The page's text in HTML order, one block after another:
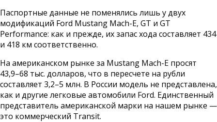
Паспортные данные не поменялись лишь у двух
модификаций Ford Mustang Mach-E, GT и GT
Performance: как и прежде, их запас хода составляет 434
и 418 км соответственно.
На американском рынке за Mustang Mach-E просят
43,9–68 тыс. долларов, что в пересчете на рубли
составляет 3,2–5 млн. В России модель не представлена,
как и другие легковые автомобили Ford. Единственный
представитель американской марки на нашем рынке —
это коммерческий Transit.